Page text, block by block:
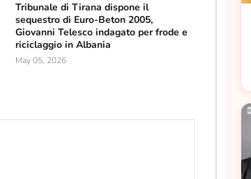
Tribunale di Tirana dispone il
sequestro di Euro-Beton 2005,
Giovanni Telesco indagato per frode e
riciclaggio in Albania
May 05, 2026